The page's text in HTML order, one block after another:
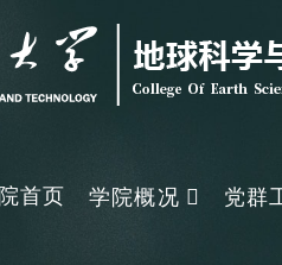
首页 学院概况 党群